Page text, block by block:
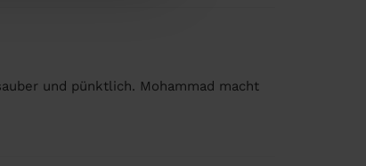
und pünktlich. Mohammad macht